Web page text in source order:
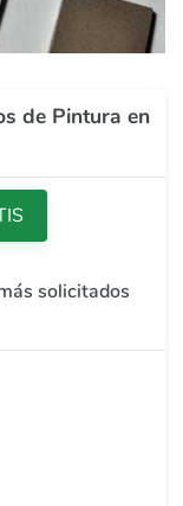
de Pintura en
solicitados